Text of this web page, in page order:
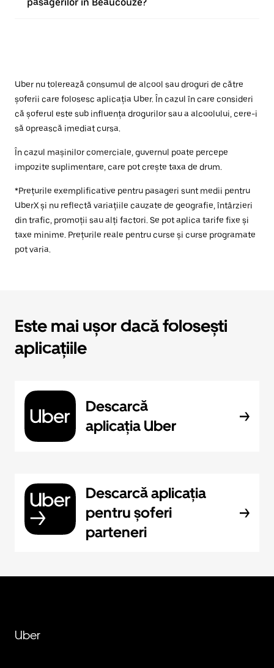
pasagerilor în Beaucouzé?
Uber nu tolerează consumul de alcool sau droguri de către
șoferii care folosesc aplicația Uber. În cazul în care consideri
că șoferul este sub influența drogurilor sau a alcoolului, cere-i
să oprească imediat cursa.
În cazul mașinilor comerciale, guvernul poate percepe
impozite suplimentare, care pot crește taxa de drum.
*Prețurile exemplificative pentru pasageri sunt medii pentru
UberX și nu reflectă variațiile cauzate de geografie, întârzieri
din trafic, promoții sau alți factori. Se pot aplica tarife fixe și
taxe minime. Prețurile reale pentru curse și curse programate
pot varia.
Este mai ușor dacă folosești
aplicațiile
Descarcă
aplicația Uber
Descarcă aplicația
pentru șoferi
parteneri
Uber